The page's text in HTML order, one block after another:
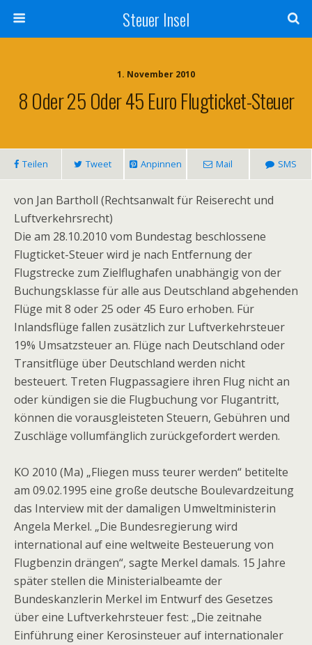
Steuer Insel
1. November 2010
8 Oder 25 Oder 45 Euro Flugticket-Steuer
Teilen Tweet Anpinnen Mail SMS
von Jan Bartholl (Rechtsanwalt für Reiserecht und
Luftverkehrsrecht)
Die am 28.10.2010 vom Bundestag beschlossene
Flugticket-Steuer wird je nach Entfernung der
Flugstrecke zum Zielflughafen unabhängig von der
Buchungsklasse für alle aus Deutschland abgehenden
Flüge mit 8 oder 25 oder 45 Euro erhoben. Für
Inlandsflüge fallen zusätzlich zur Luftverkehrsteuer
19% Umsatzsteuer an. Flüge nach Deutschland oder
Transitflüge über Deutschland werden nicht
besteuert. Treten Flugpassagiere ihren Flug nicht an
oder kündigen sie die Flugbuchung vor Flugantritt,
können die vorausgleisteten Steuern, Gebühren und
Zuschläge vollumfänglich zurückgefordert werden.
KO 2010 (Ma) „Fliegen muss teurer werden“ betitelte
am 09.02.1995 eine große deutsche Boulevardzeitung
das Interview mit der damaligen Umweltministerin
Angela Merkel. „Die Bundesregierung wird
international auf eine weltweite Besteuerung von
Flugbenzin drängen“, sagte Merkel damals. 15 Jahre
später stellen die Ministerialbeamte der
Bundeskanzlerin Merkel im Entwurf des Gesetzes
über eine Luftverkehrsteuer fest: „Die zeitnahe
Einführung einer Kerosinsteuer auf internationaler